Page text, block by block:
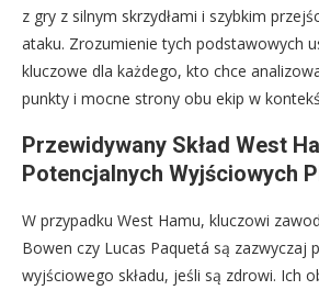
z gry z silnym skrzydłami i szybkim
ataku. Zrozumienie tych podstawowych
kluczowe dla każdego, kto chce
punkty i mocne strony obu ekip w
Przewidywany Skład West
Potencjalnych Wyjściowych
W przypadku West Hamu, kluczowi
Bowen czy Lucas Paquetá są zazwyczaj
wyjściowego składu, jeśli są zdrowi. Ich